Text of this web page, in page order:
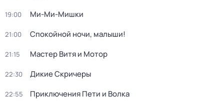
19:00 Ми-Ми-Мишки
21:00 Спокойной ночи, малыши!
21:15 Мастер Витя и Мотор
22:30 Дикие Скричеры
22:55 Приключения Пети и Волка